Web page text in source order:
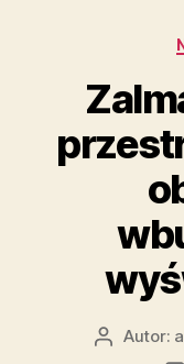
AutorAutor: